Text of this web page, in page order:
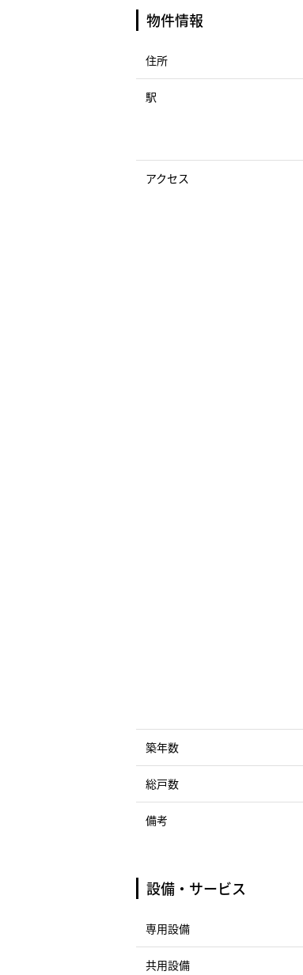
物件情報
住所
駅
アクセス
築年数
総戸数
備考
設備・サービス
専用設備
共用設備